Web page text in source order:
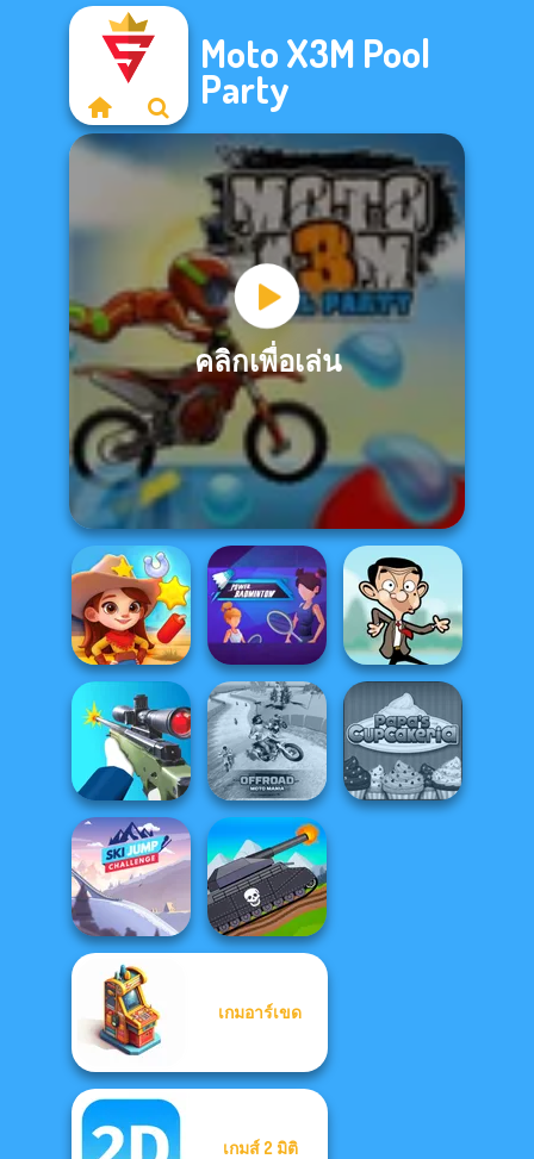
Moto X3M Pool
Party
คลิกเพื่อเล่น
Wild West Match
Power
Badminton
Mr Bean Jump
Sniper Shooter 2
Offroad Moto
Mania
Ski Jump
Challenge
Tanks 2D: Tank
เกมอาร์เขด
เกมส์ 2 มิติ